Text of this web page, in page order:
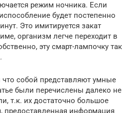
режим ночника. Если
будет постепенно
Это имитируется закат
организм легче переходит в
эту смарт-лампочку так
собой представляют умные
были перечислены далеко не
т.к. их достаточно большое
предоставленная информация